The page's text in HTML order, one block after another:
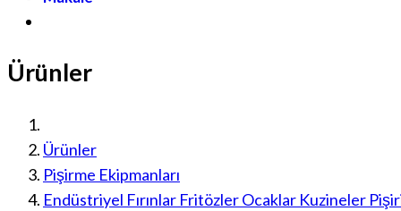
Ürünler
Ürünler
Pişirme Ekipmanları
Endüstriyel Fırınlar Fritözler Ocaklar Kuzineler